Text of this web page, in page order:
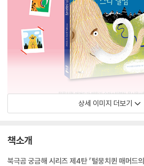
상세 이미지 더보기
책소개
북극곰 궁금해 시리즈 제4탄 『털뭉치퀸 매머드의